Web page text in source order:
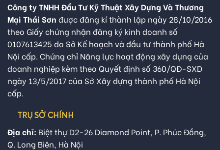
Công ty TNHH Đầu Tư Kỹ Thuật Xây Dựng Và Thương
Mại Thái Sơn được đăng kí thành lập ngày 28/10/2016
theo Giấy chứng nhận đăng ký kinh doanh số
0107613425 do Sở Kế hoạch và đầu tư thành phố Hà
Nội cấp. Chứng chỉ Năng lực hoạt động xây dựng của
doanh nghiệp kèm theo Quyết định số 360/QĐ-SXD
ngày 13/5/2017 của Sở Xây dựng thành phố Hà Nội
cấp.
TRỤ SỞ CHÍNH
Địa chỉ: Biệt thự D2-26 Diamond Point, P. Phúc Đồng,
Q. Long Biên, Hà Nội